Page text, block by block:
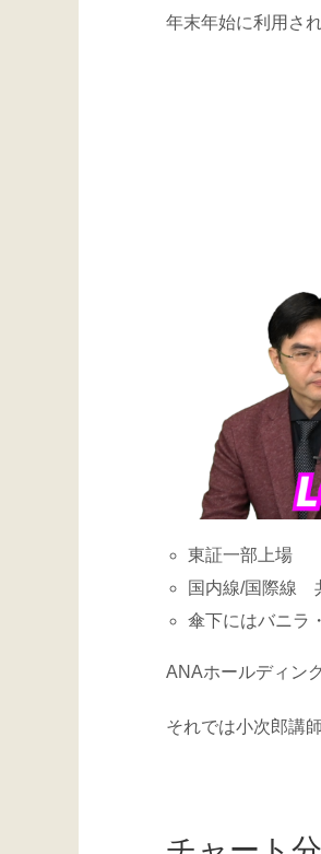
年末年始に利用さ
東証一部上場
国内線/国際線
傘下にはバニラ
ANAホールディン
それでは小次郎講